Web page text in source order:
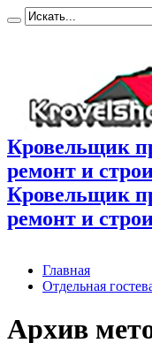
Кровельщик
ремонт и
Кровельщик
ремонт и
Главная
Отдельная
Архив